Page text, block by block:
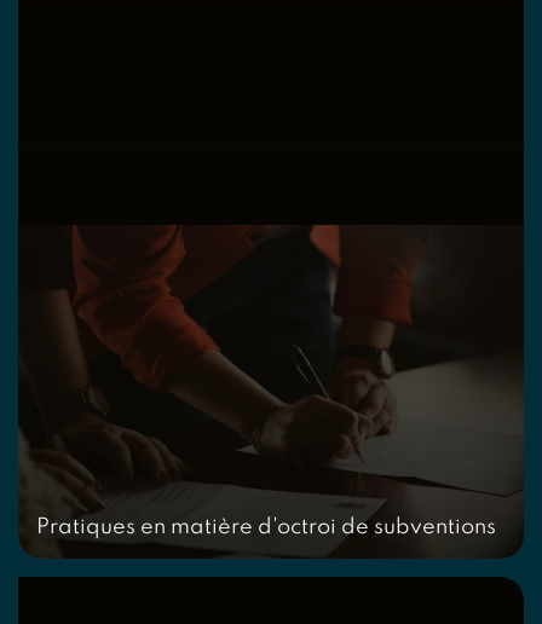
Pratiques en matière d'octroi de subventions